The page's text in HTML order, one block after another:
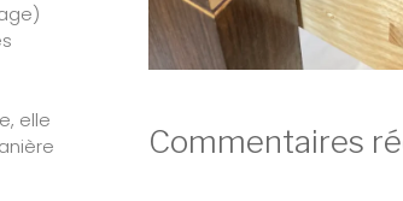
elle
Commentaires